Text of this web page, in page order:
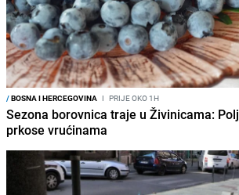
/BOSNA I HERCEGOVINA I PRIJE OKO 1H
Sezona borovnica traje u Živinicama:
prkose vrućinama